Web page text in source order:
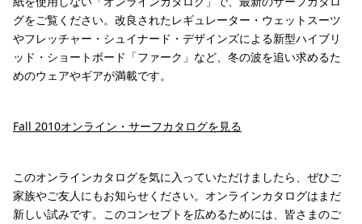
グをご覧ください。改良されたレギュレーター・ウェットスーツ
やフレッチャー・シュイナード・デザインズによる新型ハイブリ
ッド・ショートボード「ファーク」など、冬の波を追い求めるた
めのウェアやギアが満載です。
Fall 2010オンライン・サーフカタログを見る
このオンラインカタログを気に入っていただけましたら、ぜひご
家族やご友人にもお知らせください。オンラインカタログはまだ
新しい試みです。このコンセプトを広めるためには、皆さまのご